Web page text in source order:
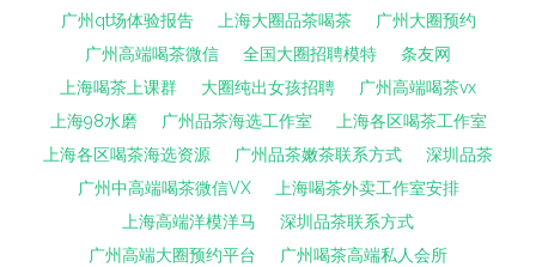
广州qt场体验报告
上海大圈品茶喝茶
广州大圈预约
广州高端喝茶微信
全国大圈招聘模特
条友网
上海喝茶上课群
大圈纯出女孩招聘
广州高端喝茶vx
上海98水磨
广州品茶海选工作室
上海各区喝茶工作室
上海各区喝茶海选资源
广州品茶嫩茶联系方式
深圳品茶
广州中高端喝茶微信VX
上海喝茶外卖工作室安排
上海高端洋模洋马
深圳品茶联系方式
广州高端大圈预约平台
广州喝茶高端私人会所